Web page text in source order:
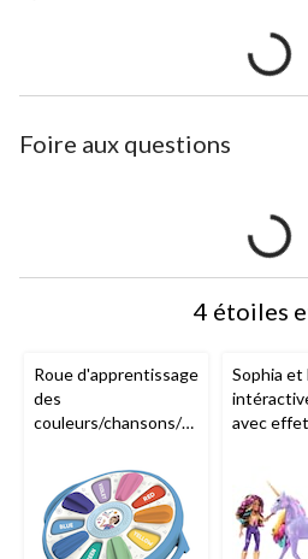
Foire aux questions
4 étoiles
Roue d'apprentissage
des
couleurs/chansons/so
Sophia et
avec
plus